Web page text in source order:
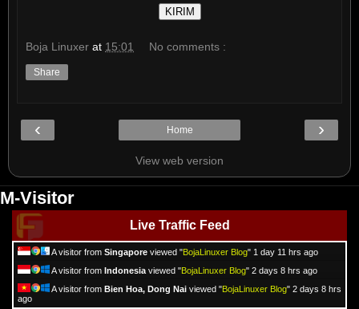
Boja Linuxer at 15:01 No comments :
Share
‹ ›
Home
View web version
M-Visitor
Live Traffic Feed
A visitor from Singapore viewed "BojaLinuxer Blog" 1 day 11 hrs ago
A visitor from Indonesia viewed "BojaLinuxer Blog" 2 days 8 hrs ago
A visitor from Bien Hoa, Dong Nai viewed "BojaLinuxer Blog" 2 days 8 hrs
ago